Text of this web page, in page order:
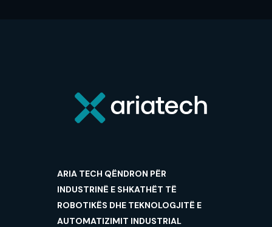
ARIA TECH QËNDRON PËR
INDUSTRINË E SHKATHËT TË
ROBOTIKËS DHE TEKNOLOGJITË E
AUTOMATIZIMIT INDUSTRIAL